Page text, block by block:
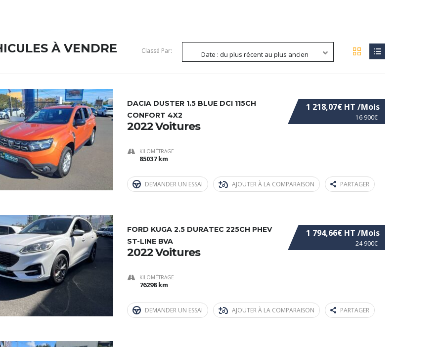
À VENDRE Classé Par: Date : du plus récent au plus ancien
16 900€
1 218,07€ HT /Mois
DACIA DUSTER 1.5 BLUE DCI 115CH
CONFORT 4X2
2022 Voitures
KILOMÉTRAGE
85037 km
DEMANDER UN ESSAI AJOUTER À LA COMPARAISON PARTAGER
24 900€
1 794,66€ HT /Mois
FORD KUGA 2.5 DURATEC 225CH PHEV
ST-LINE BVA
2022 Voitures
KILOMÉTRAGE
76298 km
DEMANDER UN ESSAI AJOUTER À LA COMPARAISON PARTAGER